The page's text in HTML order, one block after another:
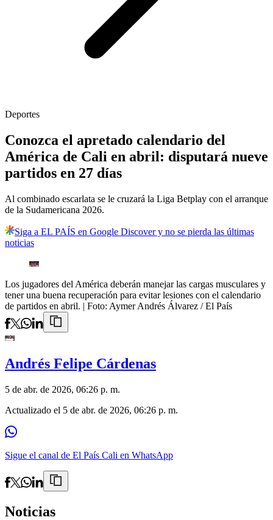
Deportes
Conozca el apretado calendario del
América de Cali en abril: disputará nueve
partidos en 27 días
Al combinado escarlata se le cruzará la Liga Betplay con el arranque
de la Sudamericana 2026.
Siga a EL PAÍS en Google Discover y no se pierda las últimas
noticias
Los jugadores del América deberán manejar las cargas musculares y
tener una buena recuperación para evitar lesiones con el calendario
de partidos en abril. | Foto: Aymer Andrés Álvarez / El País
Andrés Felipe Cárdenas
5 de abr. de 2026, 06:26 p. m.
Actualizado el 5 de abr. de 2026, 06:26 p. m.
Sigue el canal de El País Cali en WhatsApp
Noticias